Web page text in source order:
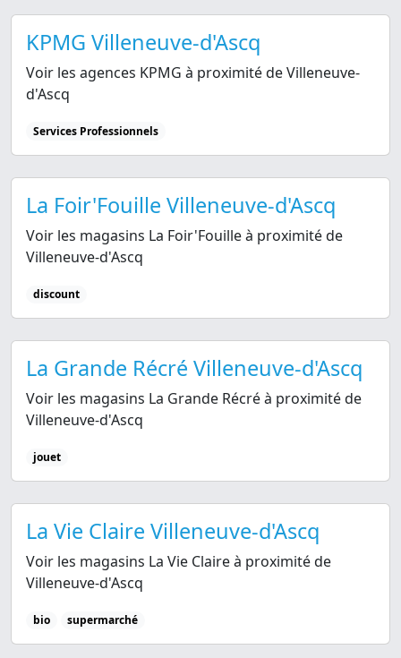
KPMG Villeneuve-d'Ascq
Voir les agences KPMG à proximité de Villeneuve-
d'Ascq
Services Professionnels
La Foir'Fouille Villeneuve-d'Ascq
Voir les magasins La Foir'Fouille à proximité de
Villeneuve-d'Ascq
discount
La Grande Récré Villeneuve-d'Ascq
Voir les magasins La Grande Récré à proximité de
Villeneuve-d'Ascq
jouet
La Vie Claire Villeneuve-d'Ascq
Voir les magasins La Vie Claire à proximité de
Villeneuve-d'Ascq
bio supermarché